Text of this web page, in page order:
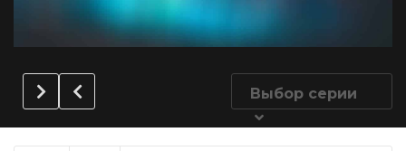
Выбор серии